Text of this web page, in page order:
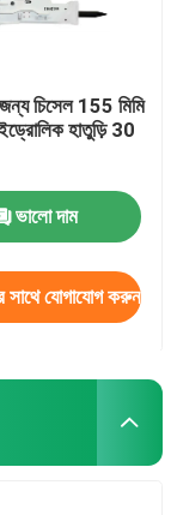
চিসেল 155 মিমি
হাতুড়ি 30
ভালো দাম
সাথে যোগাযোগ করুন